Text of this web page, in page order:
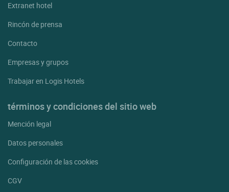
Extranet hotel
Rincón de prensa
Contacto
Empresas y grupos
Trabajar en Logis Hotels
términos y condiciones del sitio web
Mención legal
Datos personales
Configuración de las cookies
CGV